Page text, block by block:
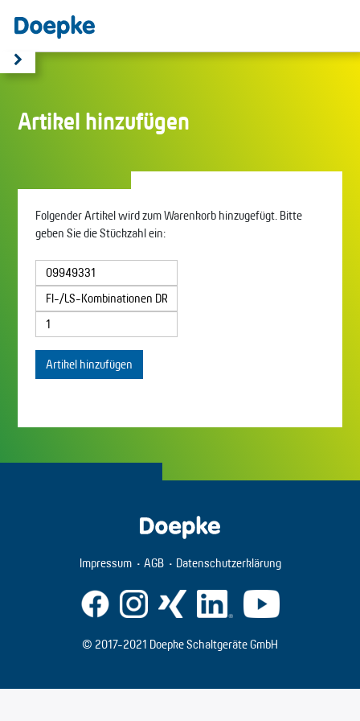
Artikel hinzufügen
Folgender Artikel wird zum Warenkorb hinzugefügt. Bitte
geben Sie die Stückzahl ein:
Artikel hinzufügen
Impressum AGB Datenschutzerklärung
© 2017-2021 Doepke Schaltgeräte GmbH